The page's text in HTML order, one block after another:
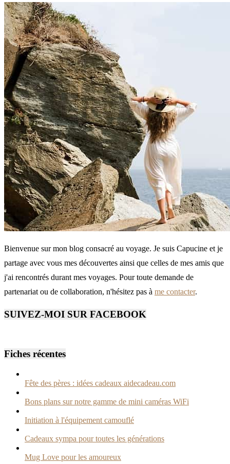
Bienvenue sur mon blog consacré au voyage. Je suis Capucine et je
partage avec vous mes découvertes ainsi que celles de mes amis que
j'ai rencontrés durant mes voyages. Pour toute demande de
partenariat ou de collaboration, n'hésitez pas à me contacter.
SUIVEZ-MOI SUR FACEBOOK
Fiches récentes
Fête des pères : idées cadeaux aidecadeau.com
Bons plans sur notre gamme de mini caméras WiFi
Initiation à l'équipement camouflé
Cadeaux sympa pour toutes les générations
Mug Love pour les amoureux